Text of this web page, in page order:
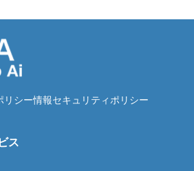
リシー情報セキュリティポリシー
ス